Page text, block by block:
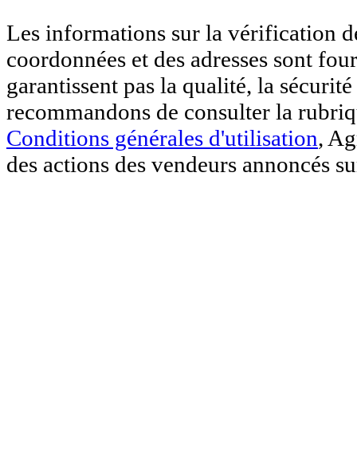
Les informations sur la vérification
coordonnées et des adresses sont
garantissent pas la qualité, la
recommandons de consulter la
Conditions générales d'utilisation,
des actions des vendeurs annoncés